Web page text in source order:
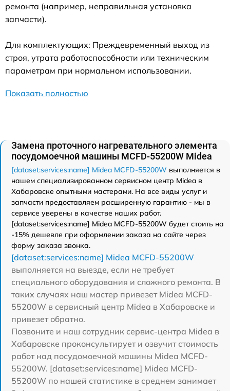
ремонта (например, неправильная установка
запчасти).
Для комплектующих: Преждевременный выход из
строя, утрата работоспособности или техническим
параметрам при нормальном использовании.
Показать полностью
Замена проточного нагревательного элемента
посудомоечной машины MCFD-55200W Midea
[dataset:services:name] Midea MCFD-55200W выполняется в
нашем специализированном сервисном центр Midea в
Хабаровске опытными мастерами. На все виды услуг и
запчасти предоставляем расширенную гарантию - мы в
сервисе уверены в качестве наших работ.
[dataset:services:name] Midea MCFD-55200W будет стоить на
-15% дешевле при оформлении заказа на сайте через
форму заказа звонка.
[dataset:services:name] Midea MCFD-55200W
выполняется на выезде, если не требует
специального оборудования и сложного ремонта. В
таких случаях наш мастер привезет Midea MCFD-
55200W в сервисный центр Midea в Хабаровске и
привезет обратно.
Позвоните и наш сотрудник сервис-центра Midea в
Хабаровске проконсультирует и озвучит стоимость
работ над посудомоечной машины Midea MCFD-
55200W. [dataset:services:name] Midea MCFD-
55200W по нашей статистике в среднем занимает